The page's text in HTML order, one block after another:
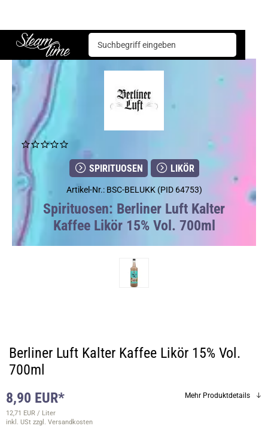
Steam time
Spirituosen Berliner Luft Kalter Kaffee Likör 15% Vol. 700ml
SPIRITUOSEN LIKÖR
Artikel-Nr.: BSC-BELUKK (PID 64753)
Spirituosen: Berliner Luft Kalter
Kaffee Likör 15% Vol. 700ml
Berliner Luft Kalter Kaffee Likör 15% Vol.
700ml
8,90 EUR*
12,71 EUR / Liter
inkl. USt zzgl. Versandkosten
Mehr Produktdetails